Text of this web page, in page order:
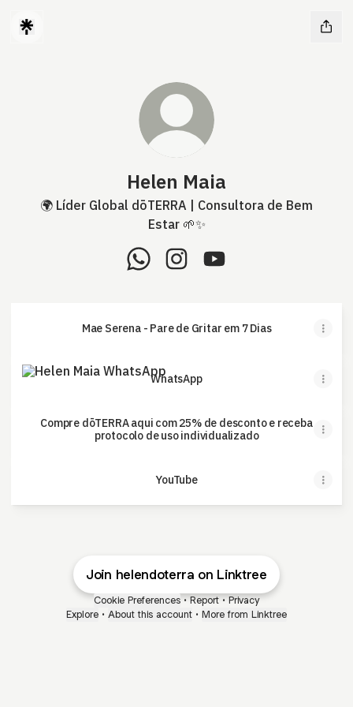
Helen Maia
🌍 Líder Global dōTERRA | Consultora de Bem
Estar 🌱✨
Mae Serena - Pare de Gritar em 7 Dias
WhatsApp
Compre dōTERRA aqui com 25% de desconto e receba
protocolo de uso individualizado
YouTube
Join helendoterra on Linktree
Cookie Preferences • Report • Privacy
Explore • About this account • More from Linktree